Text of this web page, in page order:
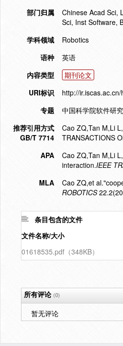
部门归属
Chinese Acad Sci,
Sci, Inst Software,
学科领域
Robotics
语种
英语
内容类型
期刊论文
URI标识
http://
专题
中国科学院软件研
推荐引用方式
GB/T 7714
Cao ZQ,Tan M,Li
TRANSACTIONS
APA
Cao ZQ,Tan M,Li
interaction.IEEE
MLA
Cao ZQ,et
ROBOTICS
条目包含的文件
文件名称/大小
01618535.pdf（348KB）
所有评论(0)
暂无评论